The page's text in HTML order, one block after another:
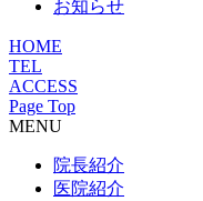
お知らせ
HOME
TEL
ACCESS
Page Top
MENU
院長紹介
医院紹介